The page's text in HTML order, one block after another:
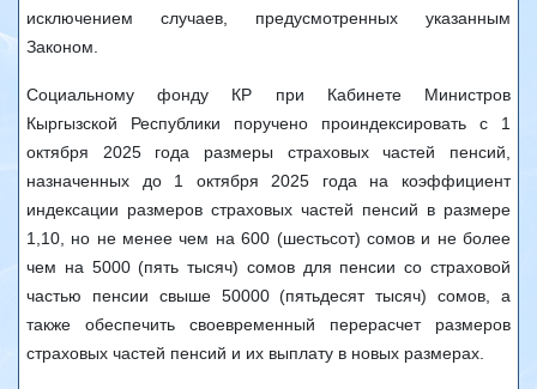
исключением случаев, предусмотренных указанным
Законом.
Социальному фонду КР при Кабинете Министров
Кыргызской Республики поручено проиндексировать с 1
октября 2025 года размеры страховых частей пенсий,
назначенных до 1 октября 2025 года на коэффициент
индексации размеров страховых частей пенсий в размере
1,10, но не менее чем на 600 (шестьсот) сомов и не более
чем на 5000 (пять тысяч) сомов для пенсии со страховой
частью пенсии свыше 50000 (пятьдесят тысяч) сомов, а
также обеспечить своевременный перерасчет размеров
страховых частей пенсий и их выплату в новых размерах.